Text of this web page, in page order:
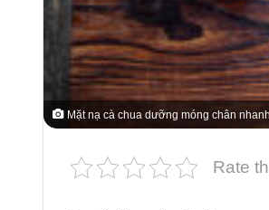
Mặt nạ cà chua dưỡng móng chân
Rate